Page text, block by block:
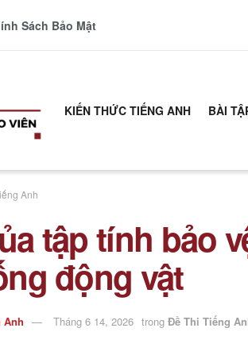
Sách Bảo Mật
KIẾN THỨC TIẾNG ANH BÀI
Anh
tập tính bảo
động vật
Anh Tháng 6 14, 2026 trong Đề Thi Tiếng